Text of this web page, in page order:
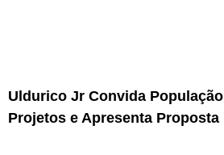
Uldurico Jr Convida
Projetos e Apresenta Proposta